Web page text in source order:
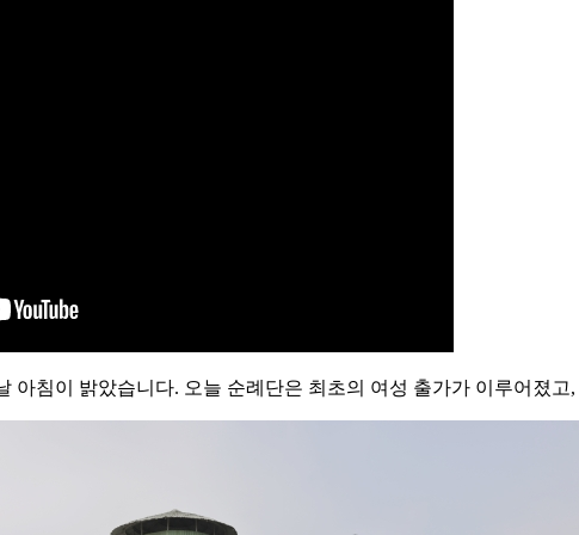
아침이 밝았습니다. 오늘 순례단은 최초의 여성 출가가 이루어졌